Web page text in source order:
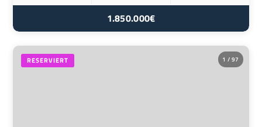
1.850.000€
1 / 97
RESERVIERT